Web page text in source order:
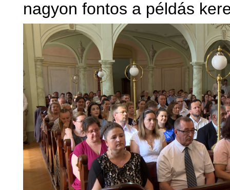
nagyon fontos a példás